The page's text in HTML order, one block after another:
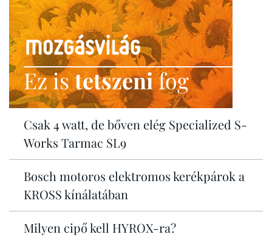
Ez istetszenifog
Csak 4 watt, de bőven elég Specialized S-
Works Tarmac SL9
Bosch motoros elektromos kerékpárok a
KROSS kínálatában
Milyen cipő kell HYROX-ra?